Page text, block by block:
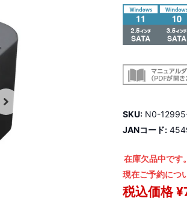
SKU: N0-
JANコード:
在庫欠品中です
現在ご予約につ
税込価格